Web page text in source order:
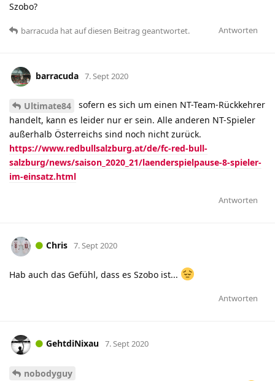
Szobo?
Antworten
barracuda hatauf diesen Beitrag geantwortet.
barracuda 7. Sept 2020
Ultimate84
sofern es sich um einen NT-Team-Rückkehrer
handelt, kann es leider nur er sein. Alle anderen NT-Spieler
außerhalb Österreichs sind noch nicht zurück.
https://www.redbullsalzburg.at/de/fc-red-bull-
salzburg/news/saison_2020_21/laenderspielpause-8-spieler-
im-einsatz.html
Antworten
Chris 7. Sept 2020
Hab auch das Gefühl, dass es Szobo ist...
Antworten
GehtdiNixau 7. Sept 2020
nobodyguy